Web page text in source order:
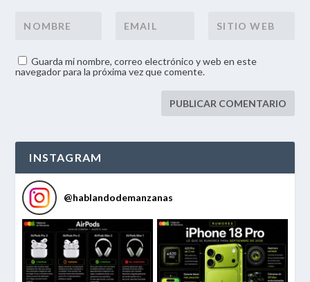
Guarda mi nombre, correo electrónico y web en este
navegador para la próxima vez que comente.
INSTAGRAM
@hablandodemanzanas